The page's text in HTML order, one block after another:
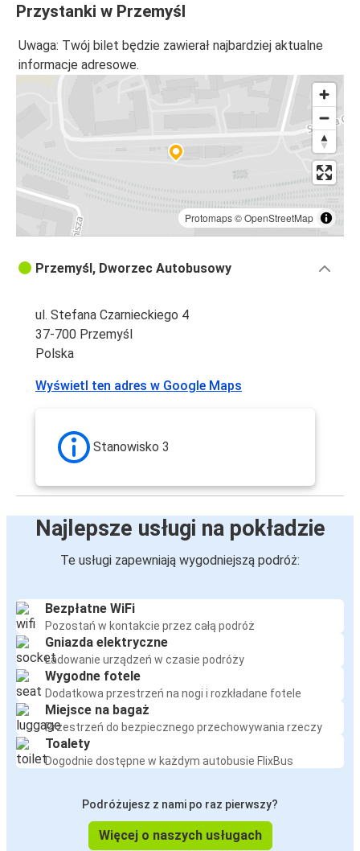
Przystanki w Przemyśl
Uwaga: Twój bilet będzie zawierał najbardziej aktualne
informacje adresowe.
Protomaps©OpenStreetMap
Przemyśl, Dworzec Autobusowy
ul. Stefana Czarnieckiego 4
37-700 Przemyśl
Polska
Wyświetl ten adres w Google Maps
Stanowisko 3
Najlepsze usługi na pokładzie
Te usługi zapewniają wygodniejszą podróż:
Bezpłatne WiFi
Pozostań w kontakcie przez całą podróż
Gniazda elektryczne
Ładowanie urządzeń w czasie podróży
Wygodne fotele
Dodatkowa przestrzeń na nogi i rozkładane fotele
Miejsce na bagaż
Przestrzeń do bezpiecznego przechowywania rzeczy
Toalety
Dogodnie dostępne w każdym autobusie FlixBus
Podróżujesz z nami po raz pierwszy?
Więcej o naszych usługach